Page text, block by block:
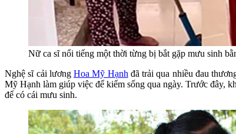
Nữ ca sĩ nổi tiếng một thời từng bị bắt gặp mưu sinh
Nghệ sĩ cải lươngHoa Mỹ Hạnh đã trải qua nhiều đau
Mỹ Hạnh làm giúp việc để kiếm sống qua ngày. Trước đây,
để có cái mưu sinh.